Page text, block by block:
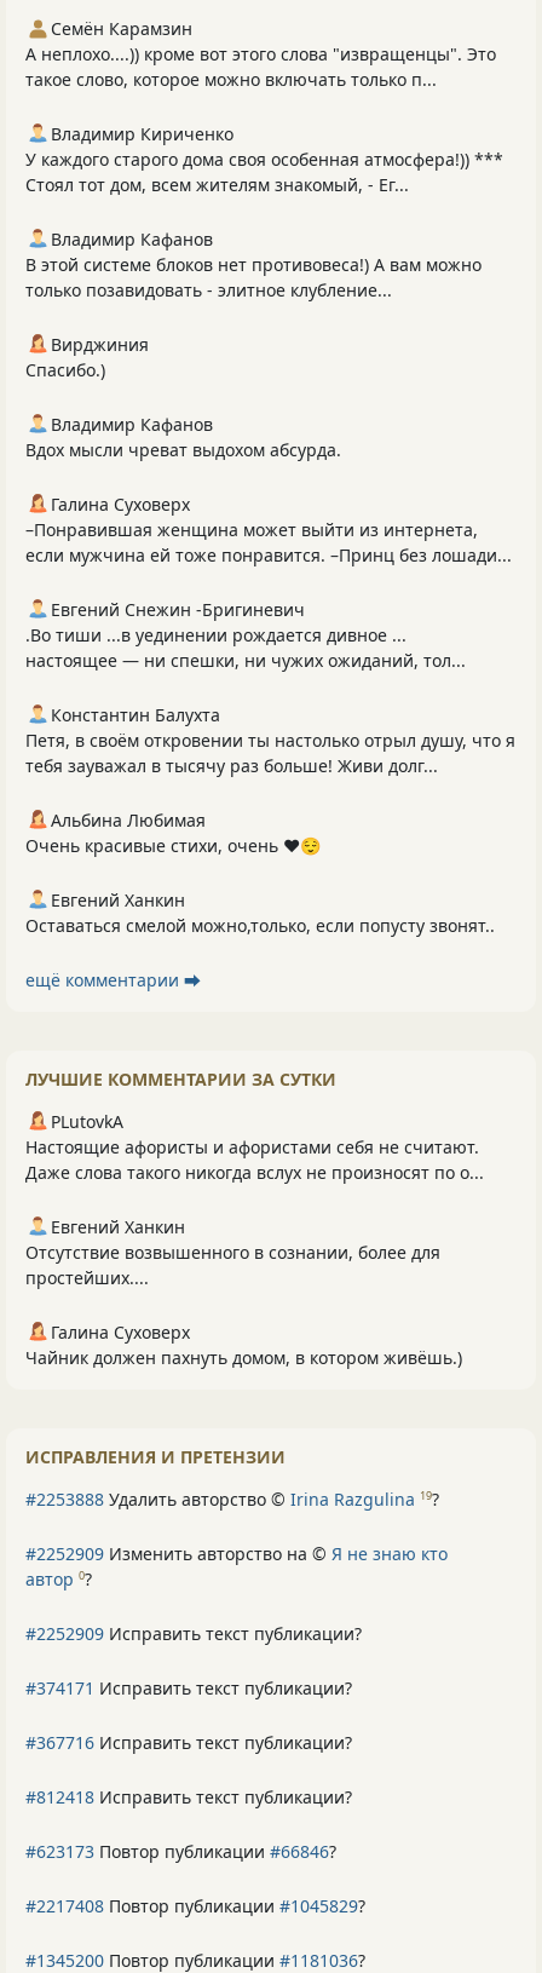
Семён Карамзин
А неплохо....)) кроме вот этого слова "извращенцы". Это
такое слово, которое можно включать только п...
Владимир Кириченко
У каждого старого дома своя особенная атмосфера!)) ***
Стоял тот дом, всем жителям знакомый, - Ег...
Владимир Кафанов
В этой системе блоков нет противовеса!) А вам можно
только позавидовать - элитное клубление...
Вирджиния
Спасибо.)
Владимир Кафанов
Вдох мысли чреват выдохом абсурда.
Галина Суховерх
–Понравившая женщина может выйти из интернета,
если мужчина ей тоже понравится. –Принц без лошади...
Евгений Снежин -Бригиневич
.Во тиши ...в уединении рождается дивное ...
настоящее — ни спешки, ни чужих ожиданий, тол...
Константин Балухта
Петя, в своём откровении ты настолько отрыл душу, что я
тебя зауважал в тысячу раз больше! Живи долг...
Альбина Любимая
Очень красивые стихи, очень ❤️😌
Евгений Ханкин
Оставаться смелой можно,только, eсли попусту звонят..
ещё комментарии ⮕
ЛУЧШИЕ КОММЕНТАРИИ ЗА СУТКИ
PLutоvkА
Настоящие афористы и афористами себя не считают.
Даже слова такого никогда вслух не произносят по о...
Евгений Ханкин
Отсутствие возвышенного в сознании, более для
простейших....
Галина Суховерх
Чайник должен пахнуть домом, в котором живёшь.)
ИСПРАВЛЕНИЯ И ПРЕТЕНЗИИ
#2253888 Удалить авторство © Irina Razgulina 19?
#2252909 Изменить авторство на © Я не знаю кто
автор 0?
#2252909 Исправить текст публикации?
#374171 Исправить текст публикации?
#367716 Исправить текст публикации?
#812418 Исправить текст публикации?
#623173 Повтор публикации #66846?
#2217408 Повтор публикации #1045829?
#1345200 Повтор публикации #1181036?